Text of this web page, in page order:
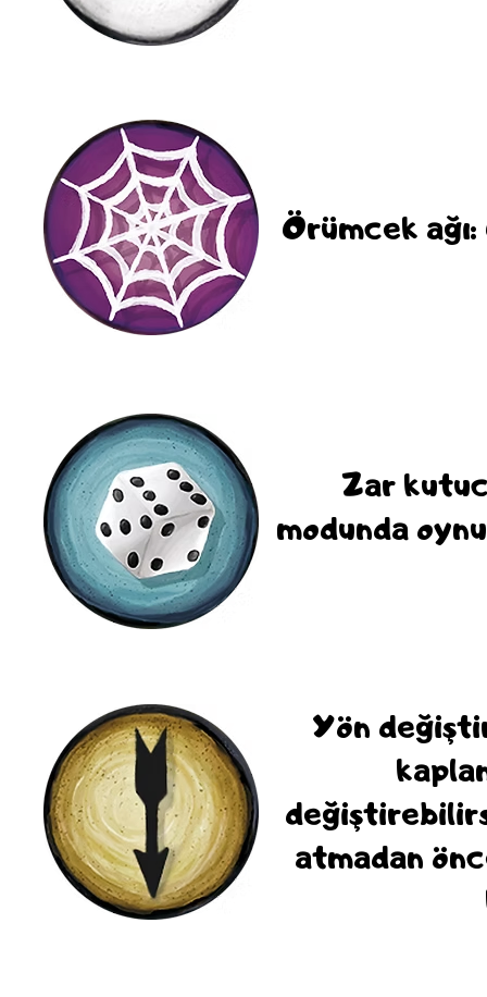
Örümcek
Zar
modunda
Yön
atmadan